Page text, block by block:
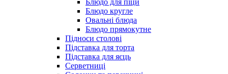
Блюдо для піци
Блюдо кругле
Овальні блюда
Блюдо прямокутне
Підноси столові
Підставка для торта
Підставка для яєць
Серветниці